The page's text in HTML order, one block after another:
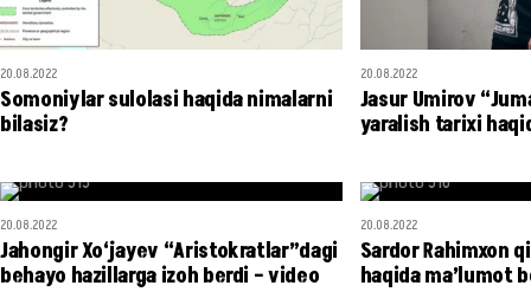
20.08.2022
Somoniylar sulolasi haqida nimalarni
bilasiz?
20.08.2022
Jasur Umirov
yaralish tarixi
20.08.2022
Jahongir Xo‘jayev “Aristokratlar”dagi
behayo hazillarga izoh berdi – video
20.08.2022
Sardor Rahimxon
haqida ma’lumot